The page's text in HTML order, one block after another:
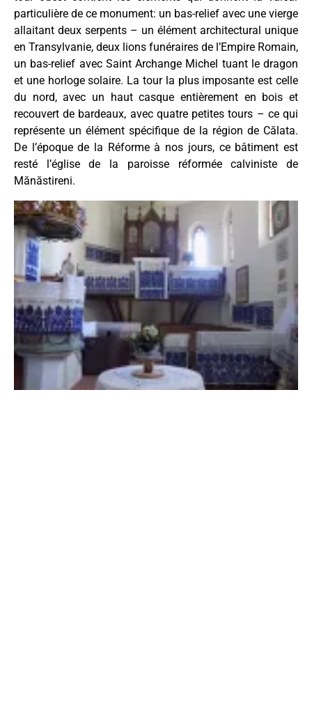
particulière de ce monument: un bas-relief avec une vierge
allaitant deux serpents – un élément architectural unique
en Transylvanie, deux lions funéraires de l’Empire Romain,
un bas-relief avec Saint Archange Michel tuant le dragon
et une horloge solaire. La tour la plus imposante est celle
du nord, avec un haut casque entièrement en bois et
recouvert de bardeaux, avec quatre petites tours – ce qui
représente un élément spécifique de la région de Călata.
De l’époque de la Réforme à nos jours, ce bâtiment est
resté l’église de la paroisse réformée calviniste de
Mănăstireni.